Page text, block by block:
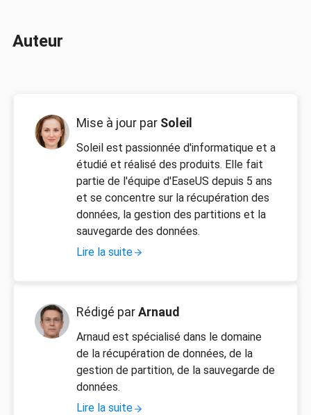
Auteur
Mise à jour par Soleil
Soleil est passionnée d'informatique et a
étudié et réalisé des produits. Elle fait
partie de l'équipe d'EaseUS depuis 5 ans
et se concentre sur la récupération des
données, la gestion des partitions et la
sauvegarde des données.
Lire la suite
Rédigé parArnaud
Arnaud est spécialisé dans le domaine
de la récupération de données, de la
gestion de partition, de la sauvegarde de
données.
Lire la suite